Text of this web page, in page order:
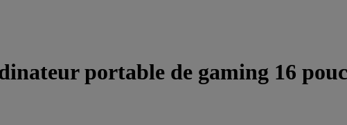
portable de gaming 16